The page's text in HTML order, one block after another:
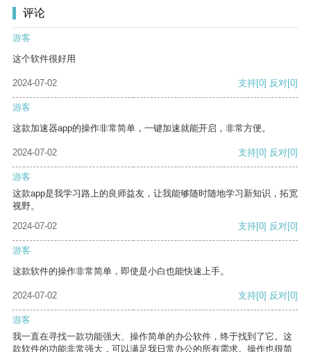
评论
游客
这个软件很好用
2024-07-02 支持[0] 反对[0]
游客
这款加速器app的操作非常简单，一键加速就能开启，非常方便。
2024-07-02 支持[0] 反对[0]
游客
这款app是我学习路上的良师益友，让我能够随时随地学习新知识，拓宽
视野。
2024-07-02
支持[0] 反对[0]
游客
这款软件的操作非常简单，即使是小白也能快速上手。
2024-07-02 支持[0] 反对[0]
游客
我一直在寻找一款功能强大、操作简单的办公软件，终于找到了它。这
款软件的功能非常强大，可以满足我日常办公的所有需求。操作也很简